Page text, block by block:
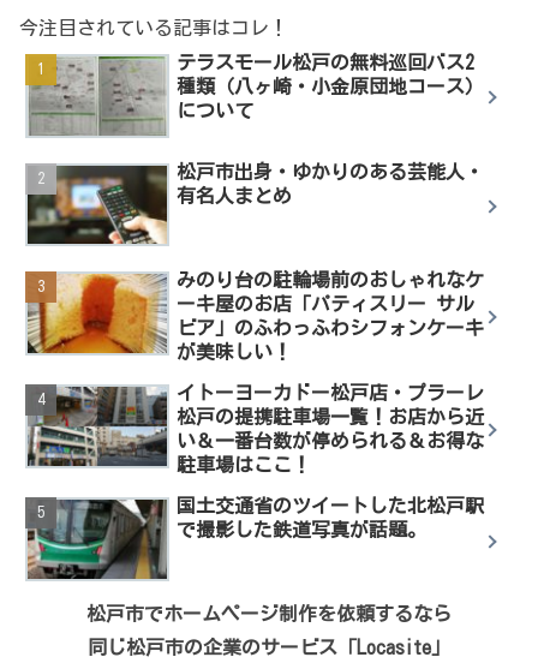
今注目されている記事はコレ！
テラスモール松戸の無料巡回バス2
種類（八ヶ崎・小金原団地コース）
について
松戸市出身・ゆかりのある芸能人・
有名人まとめ
みのり台の駐輪場前のおしゃれなケ
ーキ屋のお店「パティスリー サル
ビア」のふわっふわシフォンケーキ
が美味しい！
イトーヨーカドー松戸店・プラーレ
松戸の提携駐車場一覧！お店から近
い＆一番台数が停められる＆お得な
駐車場はここ！
国土交通省のツイートした北松戸駅
で撮影した鉄道写真が話題。
松戸市でホームページ制作を依頼するなら
同じ松戸市の企業のサービス「Locasite」